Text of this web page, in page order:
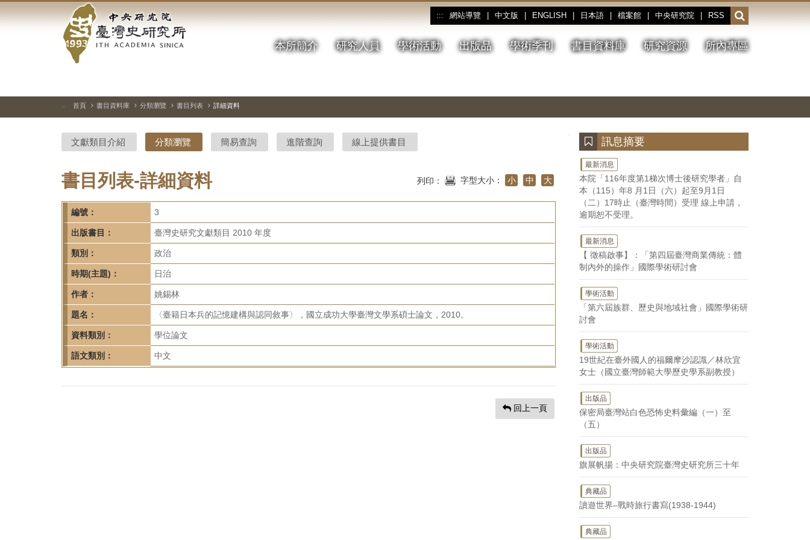
到
中
央
研
院-
臺
灣
史
研
究
所-
首
頁
::: 網站導覽 中文版 ENGLISH 日本語 檔案館 中央研究院 RSS
開
啟
或
收
本所簡介 研究人員 學術活動 出版品 學術季刊 書目資料庫 研究資源 所內專區
停、
圖
圖
結
::: 首頁 書目資料庫 分類瀏覽 書目列表 詳細資料
文獻類目介紹 分類瀏覽 簡易查詢 進階查詢 線上提供書目
書目列表-詳細資料 列印： 字型大小： 小 中 大
編號： 3
出版書目： 臺灣史研究文獻類目 2010 年度
類別： 政治
時期(主題)： 日治
作者： 姚錫林
題名： 〈臺籍日本兵的記憶建構與認同敘事〉，國立成功大學臺灣文學系碩士論文，2010。
資料類別： 學位論文
語文類別： 中文
回上一頁
訊息摘要
最新消息
本院「116年度第1梯次博士後研究學者」自
本（115）年8 月1日（六）起至9月1日
（二）17時止（臺灣時間）受理 線上申請，
逾期恕不受理。
最新消息
【 徵稿啟事】：「第四屆臺灣商業傳統：體
制內外的操作」國際學術研討會
學術活動
「第六屆族群、歷史與地域社會」國際學術研
討會
學術活動
19世紀在臺外國人的福爾摩沙認識／林欣宜
女士（國立臺灣師範大學歷史學系副教授）
出版品
保密局臺灣站白色恐怖史料彙編（一）至
（五）
出版品
旗展帆揚：中央研究院臺灣史研究所三十年
典藏品
讀遊世界–戰時旅行書寫(1938-1944)
典藏品